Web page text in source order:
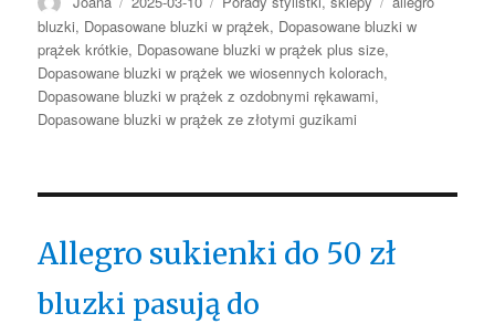
bluzki, Dopasowane bluzki w prążek, Dopasowane bluzki w
prążek krótkie, Dopasowane bluzki w prążek plus size,
Dopasowane bluzki w prążek we wiosennych kolorach,
Dopasowane bluzki w prążek z ozdobnymi rękawami,
Dopasowane bluzki w prążek ze złotymi guzikami
Allegro sukienki do 50 zł
bluzki pasują do